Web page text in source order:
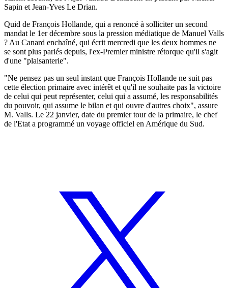
Sapin et Jean-Yves Le Drian.
Quid de François Hollande, qui a renoncé à solliciter un second
mandat le 1er décembre sous la pression médiatique de Manuel Valls
? Au Canard enchaîné, qui écrit mercredi que les deux hommes ne
se sont plus parlés depuis, l'ex-Premier ministre rétorque qu'il s'agit
d'une "plaisanterie".
"Ne pensez pas un seul instant que François Hollande ne suit pas
cette élection primaire avec intérêt et qu'il ne souhaite pas la victoire
de celui qui peut représenter, celui qui a assumé, les responsabilités
du pouvoir, qui assume le bilan et qui ouvre d'autres choix", assure
M. Valls. Le 22 janvier, date du premier tour de la primaire, le chef
de l'Etat a programmé un voyage officiel en Amérique du Sud.